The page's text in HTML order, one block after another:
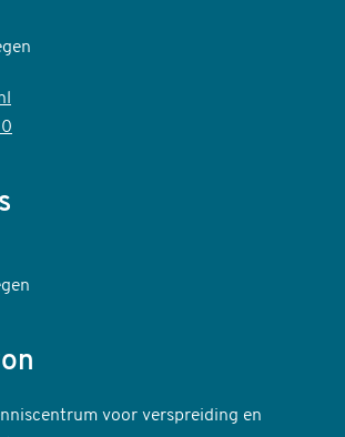
voor verspreiding en